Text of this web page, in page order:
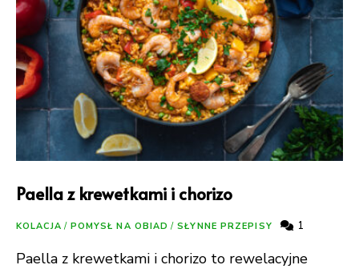
Paella z krewetkami i chorizo
KOLACJA / POMYSŁ NA OBIAD / SŁYNNE PRZEPISY 1
Paella z krewetkami i chorizo to rewelacyjne